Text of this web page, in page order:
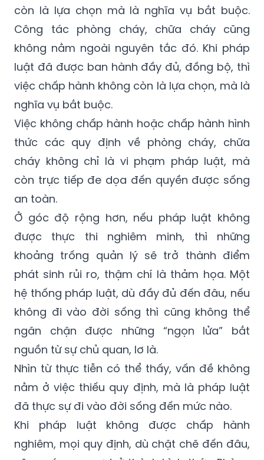
còn là lựa chọn mà là nghĩa vụ bắt buộc.
Công tác phòng cháy, chữa cháy cũng
không nằm ngoài nguyên tắc đó. Khi pháp
luật đã được ban hành đầy đủ, đồng bộ, thì
việc chấp hành không còn là lựa chọn, mà là
nghĩa vụ bắt buộc.
Việc không chấp hành hoặc chấp hành hình
thức các quy định về phòng cháy, chữa
cháy không chỉ là vi phạm pháp luật, mà
còn trực tiếp đe dọa đến quyền được sống
an toàn.
Ở góc độ rộng hơn, nếu pháp luật không
được thực thi nghiêm minh, thì những
khoảng trống quản lý sẽ trở thành điểm
phát sinh rủi ro, thậm chí là thảm họa. Một
hệ thống pháp luật, dù đầy đủ đến đâu, nếu
không đi vào đời sống thì cũng không thể
ngăn chặn được những “ngọn lửa” bắt
nguồn từ sự chủ quan, lơ là.
Nhìn từ thực tiễn có thể thấy, vấn đề không
nằm ở việc thiếu quy định, mà là pháp luật
đã thực sự đi vào đời sống đến mức nào.
Khi pháp luật không được chấp hành
nghiêm, mọi quy định, dù chặt chẽ đến đâu,